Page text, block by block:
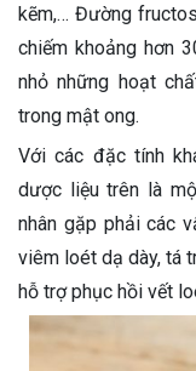
kẽm,… Đường
chiếm khoảng hơn
nhỏ những hoạt
trong mật ong.
Với các đặc tính
dược liệu trên là
nhân gặp phải các
viêm loét dạ dày, tá
hỗ trợ phục hồi vết